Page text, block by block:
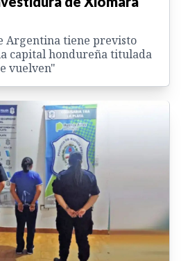
Argentina tiene previsto
capital hondureña titulada
vuelven"